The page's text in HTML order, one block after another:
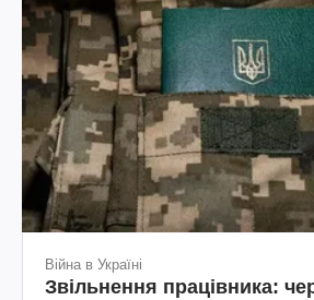
Війна в Україні
Звільнення працівника: